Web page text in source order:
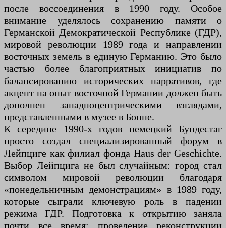
после воссоединения в 1990 году. Особое
внимание уделялось сохранению памяти о
Германской Демократической Республике (ГДР),
мировой революции 1989 года и направлении
восточных земель в единую Германию. Это было
частью более благоприятных инициатив по
балансированию исторических нарративов, где
акцент на опыт восточной Германии должен быть
дополнен западноцентрическими взглядами,
представленными в музее в Бонне.
К середине 1990-х годов немецкий Бундестаг
просто создал специализированный форум в
Лейпциге как филиал фонда Haus der Geschichte.
Выбор Лейпцига не был случайным: город стал
символом мировой революции благодаря
«понедельничным демонстрациям» в 1989 году,
которые сыграли ключевую роль в падении
режима ГДР. Подготовка к открытию заняла
почти все время: проведение реконструкции